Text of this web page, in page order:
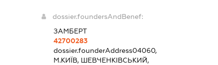
dossier.foundersAndBenef:
ЗАМБЕРТ
42700283
dossier.founderAddress04060,
М.КИЇВ, ШЕВЧЕНКІВСЬКИЙ,